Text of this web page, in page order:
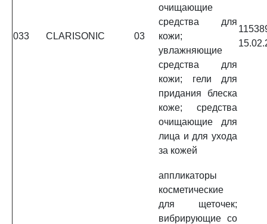
033 CLARISONIC 03
очищающие
средства для
кожи;
увлажняющие
средства для
кожи; гели для
придания блеска
коже; средства
очищающие для
лица и для ухода
за кожей
аппликаторы
косметические
для щеточек;
вибрирующие со